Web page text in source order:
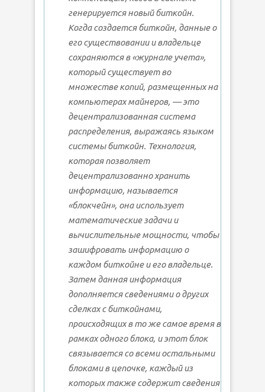
генерируется новый биткойн.
Когда создается биткойн, данные о
его существовании и владельце
сохраняются в «журнале учета»,
который существует во
множестве копий, размещенных на
компьютерах майнеров, — это
децентрализованная система
распределения, выражаясь языком
системы биткойн. Технология,
которая позволяет
децентрализованно хранить
информацию, называется
«блокчейн», она использует
математические задачи и
вычислительные мощности, чтобы
зашифровать информацию о
каждом биткойне и его владельце.
Затем данная информация
дополняется сведениями о других
сделках с биткойнами,
происходящих в то же самое время в
рамках одного блока, и этот блок
связывается со всеми остальными
блоками в цепочке, каждый из
которых также содержит сведения